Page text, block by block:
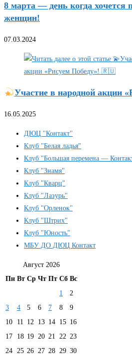
8 марта — день когда хочется
женщин!
07.03.2024
Участие в народной акции
16.05.2025
ДЮЦ "Контакт"
Клуб "Белая ладья"
Клуб "Большая перемена —
Клуб "Знамя"
Клуб "Кварц"
Клуб "Лазурь"
Клуб "Орленок"
Клуб "Штрих"
Клуб "Юность"
МБУ ДО ДЮЦ Контакт
Август 2026
Пн Вт Ср Чт Пт Сб Вс
1
2
3
4 5 6 7 8
9
10
11 12 13 14 15 16
17
18 19 20 21 22 23
24 25 26 27 28 29 30